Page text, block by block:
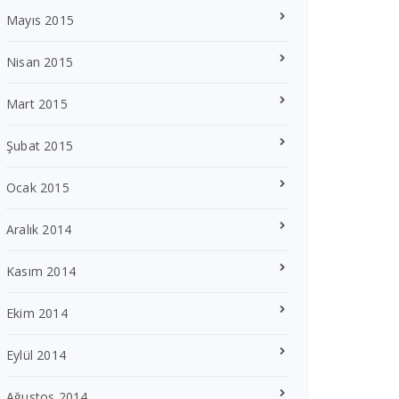
Mayıs 2015
Nisan 2015
Mart 2015
Şubat 2015
Ocak 2015
Aralık 2014
Kasım 2014
Ekim 2014
Eylül 2014